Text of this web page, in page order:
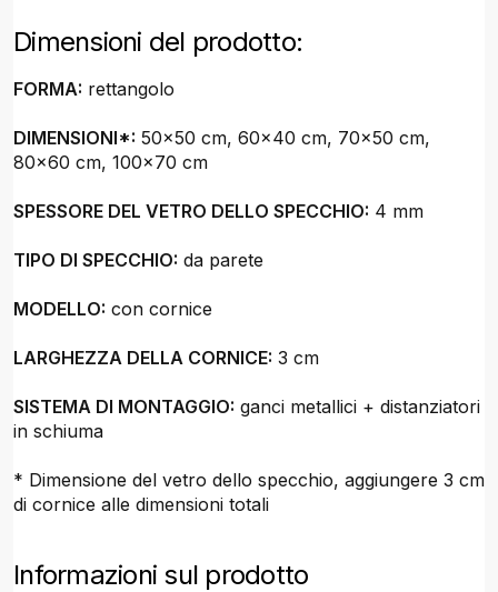
Dimensioni del prodotto:
FORMA: rettangolo
DIMENSIONI*: 50x50 cm, 60x40 cm, 70x50 cm,
80x60 cm, 100x70 cm
SPESSORE DEL VETRO DELLO SPECCHIO: 4 mm
TIPO DI SPECCHIO: da parete
MODELLO: con cornice
LARGHEZZA DELLA CORNICE: 3 cm
SISTEMA DI MONTAGGIO: ganci metallici + distanziatori
in schiuma
* Dimensione del vetro dello specchio, aggiungere 3 cm
di cornice alle dimensioni totali
Informazioni sul prodotto